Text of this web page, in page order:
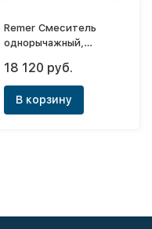
Remer Смеситель
однорычажный,
гигиеническис
душем+шланг (с
внутренней частью)
Flash
18 120 руб.
В корзину